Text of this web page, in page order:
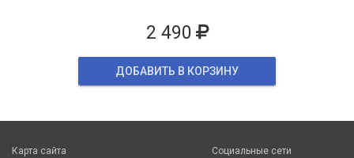
2 490
ДОБАВИТЬ В КОРЗИНУ
Карта сайта Социальные сети